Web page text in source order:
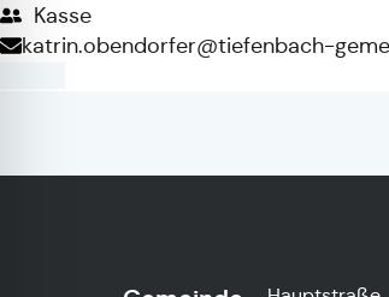
Kasse
katrin.obendorfer@tiefenbach-